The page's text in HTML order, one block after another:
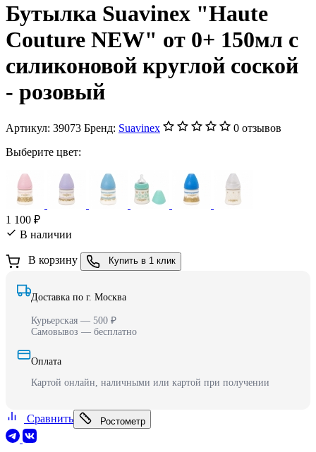
Бутылка Suavinex "Haute
Couture NEW" от 0+ 150мл с
силиконовой круглой соской
- розовый
Артикул: 39073 Бренд: Suavinex
0 отзывов
Выберите цвет:
1 100 ₽
В наличии
В корзину Купить в 1 клик
Доставка по г. Москва
Курьерская — 500 ₽
Самовывоз — бесплатно
Оплата
Картой онлайн, наличными или картой при получении
Сравнить Ростометр